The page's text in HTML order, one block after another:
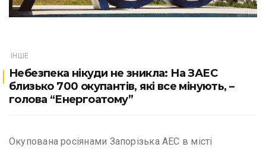
ІНШЕ
Небезпека нікуди не зникла: На ЗАЕС
близько 700 окупантів, які все мінують, –
голова “Енергоатому”
Окупована росіянами Запорізька АЕС в місті